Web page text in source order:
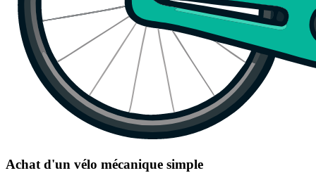
Achat d'un vélo mécanique simple